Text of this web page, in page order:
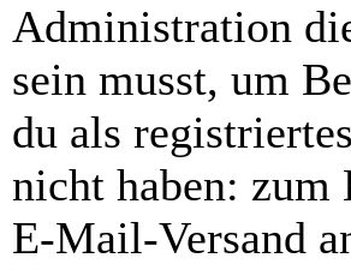
Administration
sein musst, um
du als
nicht haben: zum
E-Mail-Versand